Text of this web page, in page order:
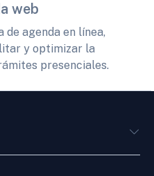
web
de agenda en línea,
y optimizar la
presenciales.